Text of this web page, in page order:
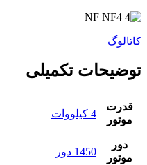
کاتالوگ
توضیحات تکمیلی
قدرت
موتور
4 کیلووات
دور
موتور
1450 دور